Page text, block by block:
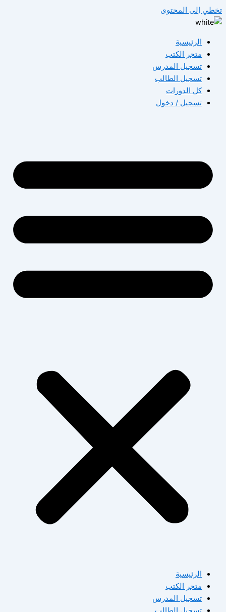
إلى المحتوى
الرئيسية
متجر الكتب
تسجيل المدرس
تسجيل الطالب
كل الدورات
تسجيل / دخول
الرئيسية
متجر الكتب
تسجيل المدرس